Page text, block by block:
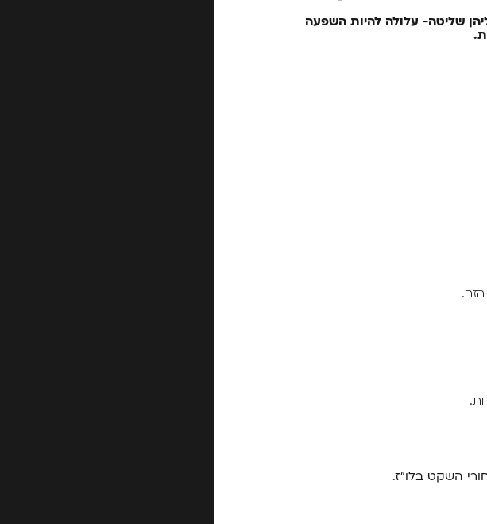
שליטה- עלולה להיות השפעה
השקט בלו"ז.